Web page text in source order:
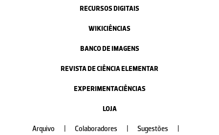
RECURSOS DIGITAIS
WIKICIÊNCIAS
BANCO DE IMAGENS
REVISTA DE CIÊNCIA ELEMENTAR
EXPERIMENTACIÊNCIAS
LOJA
Arquivo Colaboradores Sugestões